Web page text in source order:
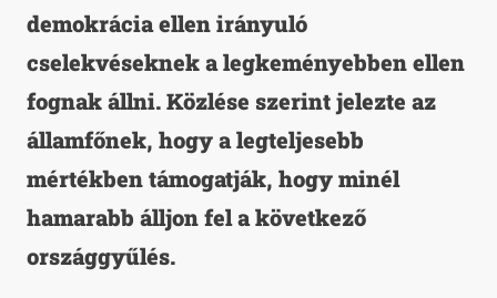
demokrácia ellen irányuló
cselekvéseknek a legkeményebben ellen
fognak állni. Közlése szerint jelezte az
államfőnek, hogy a legteljesebb
mértékben támogatják, hogy minél
hamarabb álljon fel a következő
országgyűlés.